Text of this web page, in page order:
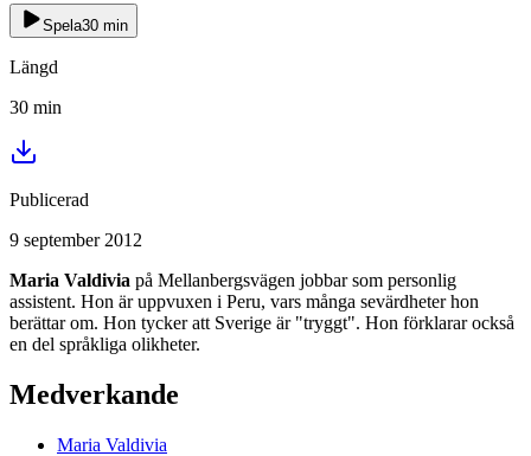
Spela30 min
Längd
30 min
Publicerad
9 september 2012
Maria Valdivia på Mellanbergsvägen jobbar som personlig
assistent. Hon är uppvuxen i Peru, vars många sevärdheter hon
berättar om. Hon tycker att Sverige är "tryggt". Hon förklarar också
en del språkliga olikheter.
Medverkande
Maria Valdivia